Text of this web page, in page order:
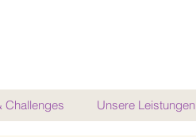
Challenges Unsere Leistungen